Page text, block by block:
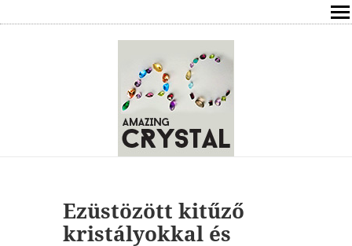
ÍRÁSOK
ÁSVÁNYOK HATÁSAI
ELÉRHETŐSÉG
ONLINE GYÓGYÍTÁS,TANÁCSADÁS
Ezüstözött kitűző
kristályokkal és